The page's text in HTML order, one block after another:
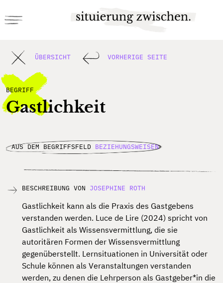
ÜBERSICHT VORHERIGE SEITE
BEGRIFF
Gastlichkeit
AUS DEM BEGRIFFSFELD BEZIEHUNGSWEISEN
BESCHREIBUNG VON JOSEPHINE ROTH
Gastlichkeit kann als die Praxis des Gastgebens
verstanden werden. Luce de Lire (2024) spricht von
Gastlichkeit als Wissensvermittlung, die sie
autoritären Formen der Wissensvermittlung
gegenüberstellt. Lernsituationen in Universität oder
Schule können als Veranstaltungen verstanden
werden, zu denen die Lehrperson als Gastgeber*in die